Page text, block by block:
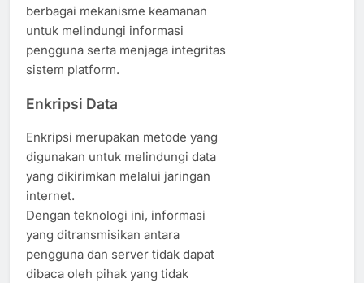
berbagai mekanisme keamanan
untuk melindungi informasi
pengguna serta menjaga integritas
sistem platform.
Enkripsi Data
Enkripsi merupakan metode yang
digunakan untuk melindungi data
yang dikirimkan melalui jaringan
internet.
Dengan teknologi ini, informasi
yang ditransmisikan antara
pengguna dan server tidak dapat
dibaca oleh pihak yang tidak